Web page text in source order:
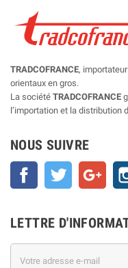
TRADCOFRANCE,
orientaux en gros.
La société TRADCOFRANCE
l’importation et la distribution
NOUS SUIVRE
Facebook Twitter
LETTRE